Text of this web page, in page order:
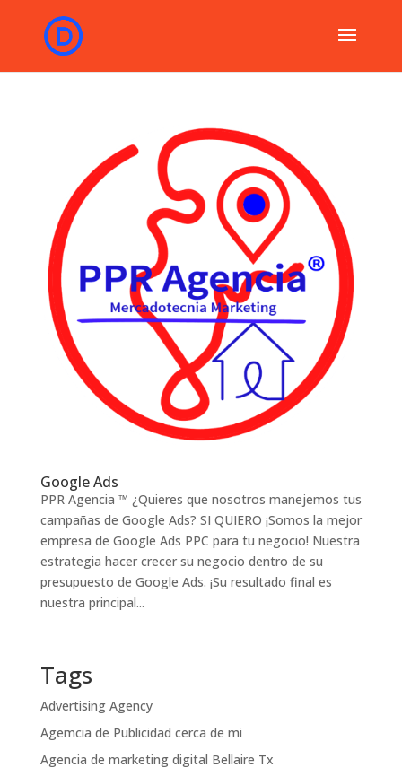
Google Ads
PPR Agencia ™ ¿Quieres que nosotros manejemos tus
campañas de Google Ads? SI QUIERO ¡Somos la mejor
empresa de Google Ads PPC para tu negocio! Nuestra
estrategia hacer crecer su negocio dentro de su
presupuesto de Google Ads. ¡Su resultado final es
nuestra principal...
Tags
Advertising Agency
Agemcia de Publicidad cerca de mi
Agencia de marketing digital Bellaire Tx